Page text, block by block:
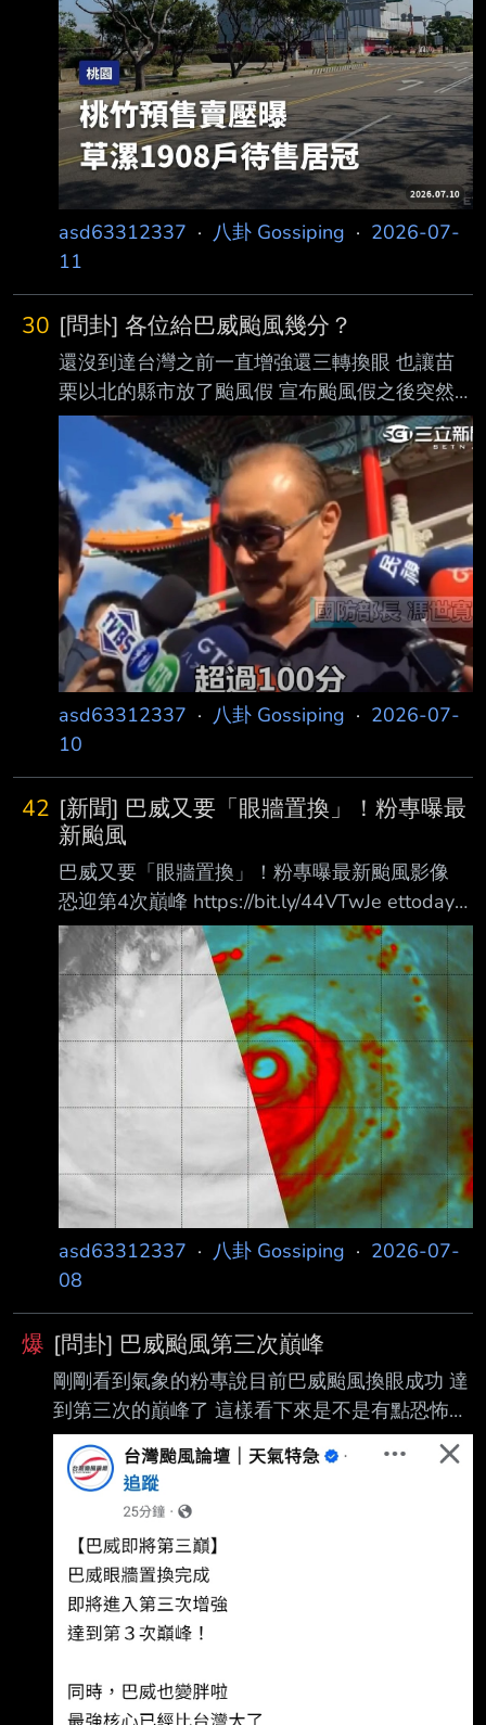
asd63312337 · 八卦 Gossiping · 2026-07-
11
30 [問卦] 各位給巴威颱風幾分？
還沒到達台灣之前一直增強還三轉換眼 也讓苗
栗以北的縣市放了颱風假 宣布颱風假之後突然
就變弱了 路徑也越來越北 各位給巴威颱風幾
asd63312337 · 八卦 Gossiping · 2026-07-
10
42 [新聞] 巴威又要「眼牆置換」！粉專曝最
新颱風
巴威又要「眼牆置換」！粉專曝最新颱風影像
恐迎第4次巔峰 https://bit.ly/44VTwJe ettoday
記者趙蔡州／綜合報導 強颱「巴威」經過第2次
眼牆置換後，暴風半徑略微擴大至380公里，維
持在第三次巔峰狀態 ，並持續朝台灣方向靠
近，氣象署預估最快周四（9日）發布海上颱風
警報，10、11日（周 五、六）最靠近台灣。氣
象粉專「台灣颱風論壇｜天氣特急」表示，根據
8日傍晚最新的衛 星影像顯示，巴威又出現新的
眼牆置換循環跡象，未來恐迎第四次巔峰，不過
是否會完成眼 牆置換，仍待觀察。 https:
asd63312337 · 八卦 Gossiping · 2026-07-
08
爆 [問卦] 巴威颱風第三次巔峰
剛剛看到氣象的粉專說目前巴威颱風換眼成功 達
到第三次的巔峰了 這樣看下來是不是有點恐怖？
https://i.imgur.com/kmfN3dG.jpeg
https://i.imgur.com/A6mg8kg.jpeg --